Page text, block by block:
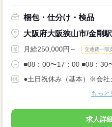
梱包・仕分け・検品
大阪府大阪狭山市/金剛駅
月給250,000円～ 交通費一部
■08：00〜17：00 ■08：30
●土日祝休み（基本）※会社
もっと
求人詳